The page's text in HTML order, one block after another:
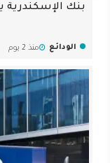
بنك الإسكندرية
الودائع منذ 2 يوم